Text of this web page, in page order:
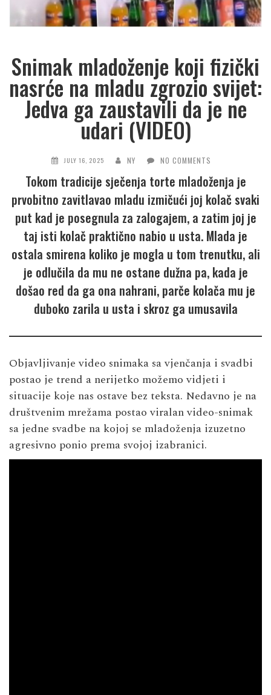
Snimak mladoženje koji fizički
nasrće na mladu zgrozio svijet:
Jedva ga zaustavili da je ne
udari (VIDEO)
JULY 16, 2025 NY NO COMMENTS
Tokom tradicije sječenja torte mladoženja je
prvobitno zavitlavao mladu izmičući joj kolač svaki
put kad je posegnula za zalogajem, a zatim joj je
taj isti kolač praktično nabio u usta. Mlada je
ostala smirena koliko je mogla u tom trenutku, ali
je odlučila da mu ne ostane dužna pa, kada je
došao red da ga ona nahrani, parče kolača mu je
duboko zarila u usta i skroz ga umusavila
Objavljivanje video snimaka sa vjenčanja i svadbi
postao je trend a nerijetko možemo vidjeti i
situacije koje nas ostave bez teksta. Nedavno je na
društvenim mrežama postao viralan video-snimak
sa jedne svadbe na kojoj se mladoženja izuzetno
agresivno ponio prema svojoj izabranici.